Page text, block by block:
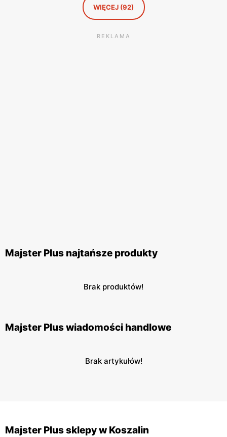
WIĘCEJ (92)
REKLAMA
Majster Plus najtańsze produkty
Brak produktów!
Majster Plus wiadomości handlowe
Brak artykułów!
Majster Plus sklepy w Koszalin